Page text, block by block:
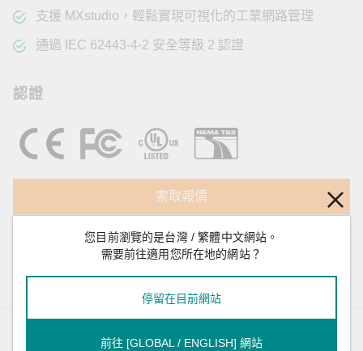
支援 MXstudio，輕鬆實現可視化的工業網路管理
通過 IEC 62443-4-2 安全等級 2 認證
認證
索取報價
追蹤產品更新
資源
您目前瀏覽的是台灣 / 繁體中文網站。
需要前往適用您所在地的網站？
停留在目前網站
前往 [GLOBAL / ENGLISH] 網站